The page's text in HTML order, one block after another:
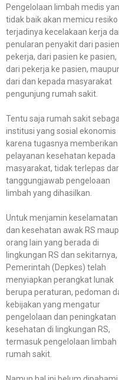
Pengelolaan limbah medis
tidak baik akan memicu resiko
terjadinya kecelakaan kerja
penularan penyakit dari
pekerja, dari pasien ke pasien,
dari pekerja ke pasien,
dari dan kepada masyarakat
pengunjung rumah sakit.
Tentu saja rumah sakit
institusi yang sosial ekonomis
karena tugasnya memberikan
pelayanan kesehatan kepada
masyarakat, tidak terlepas
tanggungjawab pengeloaan
limbah yang dihasilkan.
Untuk menjamin keselamatan
dan kesehatan awak RS
orang lain yang berada di
lingkungan RS dan sekitarnya,
Pemerintah (Depkes) telah
menyiapkan perangkat lunak
berupa peraturan, pedoman
kebijakan yang mengatur
pengelolaan dan peningkatan
kesehatan di lingkungan RS,
termasuk pengelolaan limbah
rumah sakit.